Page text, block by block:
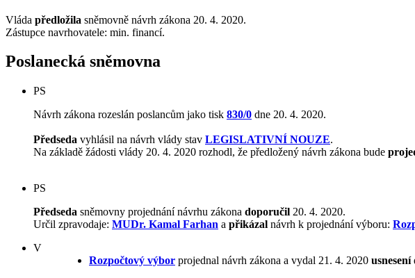
Vláda předložila sněmovně návrh zákona 20. 4. 2020.
Zástupce navrhovatele: min. financí.
Poslanecká sněmovna
PS
Návrh zákona rozeslán poslancům jako tisk 830/0 dne 20. 4. 2020.
Předseda vyhlásil na návrh vlády stav LEGISLATIVNÍ NOUZE.
Na základě žádosti vlády 20. 4. 2020 rozhodl, že předložený návrh zákona bude
PS
Předseda sněmovny projednání návrhu zákona doporučil 20. 4. 2020.
Určil zpravodaje: MUDr. Kamal Farhan a přikázal návrh k projednání výboru:
V
Rozpočtový výbor projednal návrh zákona a vydal 21. 4. 2020 usnesení